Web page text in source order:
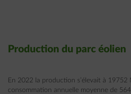
Production du parc éolien
En 2022 la production s’élevait à 19752
consommation annuelle moyenne de